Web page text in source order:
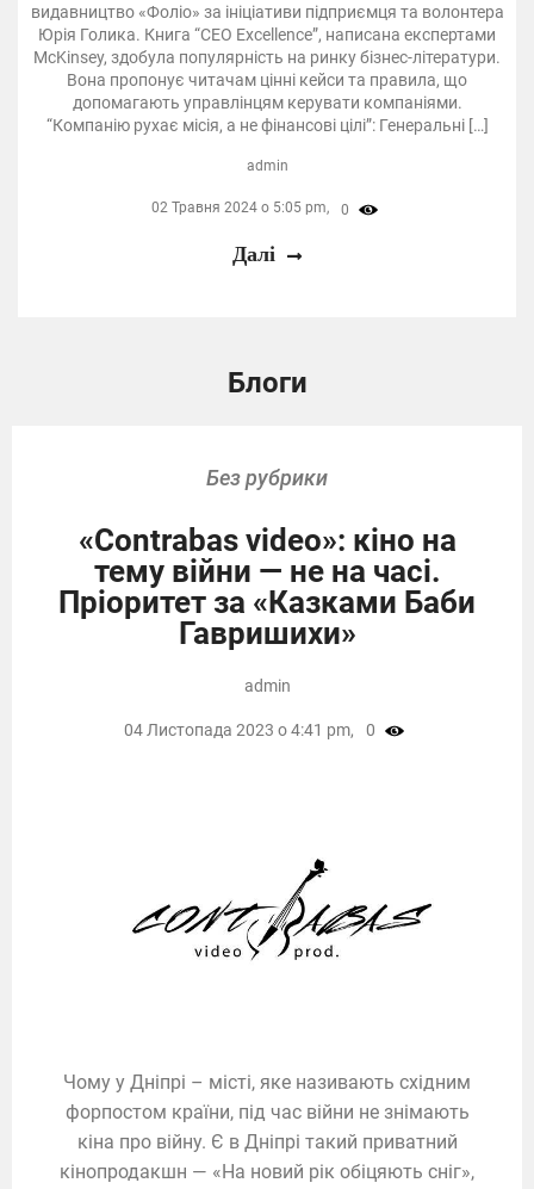
видавництво «Фоліо» за ініціативи підприємця та волонтера
Юрія Голика. Книга “CEO Excellence”, написана експертами
McKinsey, здобула популярність на ринку бізнес-літератури.
Вона пропонує читачам цінні кейси та правила, що
допомагають управлінцям керувати компаніями.
“Компанію рухає місія, а не фінансові цілі”: Генеральні […]
admin
02 Травня 2024 о 5:05 pm, 0
Далі
Блоги
Без рубрики
«Contrabas video»: кіно на
тему війни — не на часі.
Пріоритет за «Казками Баби
Гавришихи»
Чому у Дніпрі – місті, яке називають східним
форпостом країни, під час війни не знімають
кіна про війну. Є в Дніпрі такий приватний
кінопродакшн — «На новий рік обіцяють сніг»,
admin
04 Листопада 2023 о 4:41 pm, 0